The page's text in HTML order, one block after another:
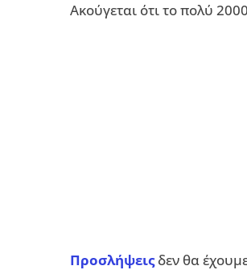
Ακούγεται ότι το πολύ
Προσλήψειςδεν θα